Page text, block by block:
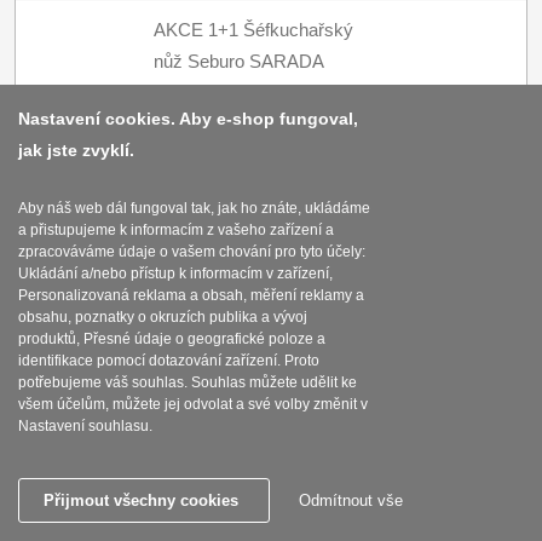
AKCE 1+1 Šéfkuchařský
nůž Seburo SARADA
Šéfkuchařský nůž
SKLADEM
AKCE 1+1 Nůž na ovoce
a zeleninu Seburo
HOGANI Damascus
85mm + Nakiri nůž
Nastavení cookies. Aby e-shop fungoval,
jak jste zvyklí.
Aby náš web dál fungoval tak, jak ho znáte, ukládáme
a přistupujeme k informacím z vašeho zařízení a
zpracováváme údaje o vašem chování pro tyto účely:
Ukládání a/nebo přístup k informacím v zařízení,
Personalizovaná reklama a obsah, měření reklamy a
obsahu, poznatky o okruzích publika a vývoj
produktů, Přesné údaje o geografické poloze a
identifikace pomocí dotazování zařízení. Proto
potřebujeme váš souhlas. Souhlas můžete udělit ke
všem účelům, můžete jej odvolat a své volby změnit v
Nastavení souhlasu.
Přijmout všechny cookies Odmítnout vše